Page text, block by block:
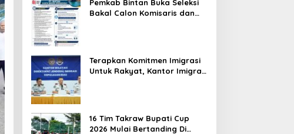
MasyarakatPemkab Bintan Buka Seleksi
Bakal Calon Komisaris dan
Terapkan Komitmen Imigrasi
Untuk Rakyat, Kantor Imigrasi
16 Tim Takraw Bupati Cup
2026 Mulai Bertanding Di